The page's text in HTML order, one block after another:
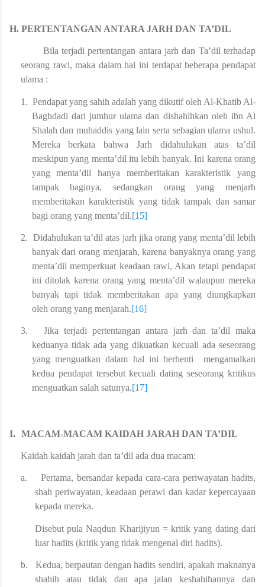
H. PERTENTANGAN ANTARA JARH DAN TA’DIL
Bila terjadi pertentangan antara jarh dan Ta’dil terhadap
seorang rawi, maka dalam hal ini terdapat beberapa pendapat
ulama :
1. Pendapat yang sahih adalah yang dikutif oleh Al-Khatib Al-
Baghdadi dari jumhur ulama dan dishahihkan oleh ibn Al
Shalah dan muhaddis yang lain serta sebagian ulama ushul.
Mereka berkata bahwa Jarh didahulukan atas ta’dil
meskipun yang menta’dil itu lebih banyak. Ini karena orang
yang menta’dil hanya memberitakan karakteristik yang
tampak baginya, sedangkan orang yang menjarh
memberitakan karakteristik yang tidak tampak dan samar
bagi orang yang menta’dil.[15]
2. Didahulukan ta’dil atas jarh jika orang yang menta’dil lebih
banyak dari orang menjarah, karena banyaknya orang yang
menta’dil memperkuat keadaan rawi, Akan tetapi pendapat
ini ditolak karena orang yang menta’dil walaupun mereka
banyak tapi tidak memberitakan apa yang diungkapkan
oleh orang yang menjarah.[16]
3.
Jika terjadi pertentangan antara jarh dan ta’dil maka
keduanya tidak ada yang dikuatkan kecuali ada seseorang
yang menguatkan dalam hal ini berhenti mengamalkan
kedua pendapat tersebut kecuali dating seseorang kritikus
menguatkan salah satunya.[17]
I. MACAM-MACAM KAIDAH JARAH DAN TA’DIL
Kaidah kaidah jarah dan ta’dil ada dua macam:
a.
Pertama, bersandar kepada cara-cara periwayatan hadits,
shah periwayatan, keadaan perawi dan kadar kepercayaan
kepada mereka.
Disebut pula Naqdun Kharijiyun = kritik yang dating dari
luar hadits (kritik yang tidak mengenal diri hadits).
b.
Kedua, berpautan dengan hadits sendiri, apakah maknanya
shahih atau tidak dan apa jalan keshahihannya dan